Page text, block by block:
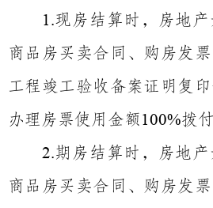
1.现房结算时，房地产
商品房买卖合同、购房发
工程竣工验收备案证明复
办理房票使用金额100%拨
2.期房结算时，房地产
商品房买卖合同、购房发